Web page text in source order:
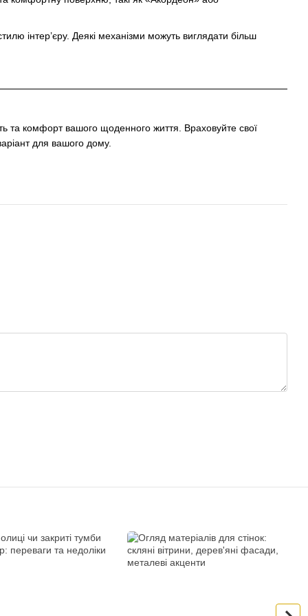
інтер’єру. Деякі механізми можуть виглядати більш
та комфорт вашого щоденного життя. Враховуйте свої
для вашого дому.